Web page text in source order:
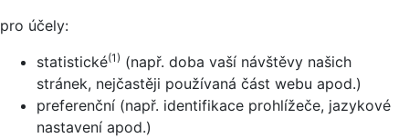
pro účely:
statistické(1) (např. doba vaší návštěvy našich
stránek, nejčastěji používaná část webu apod.)
preferenční (např. identifikace prohlížeče, jazykové
nastavení apod.)